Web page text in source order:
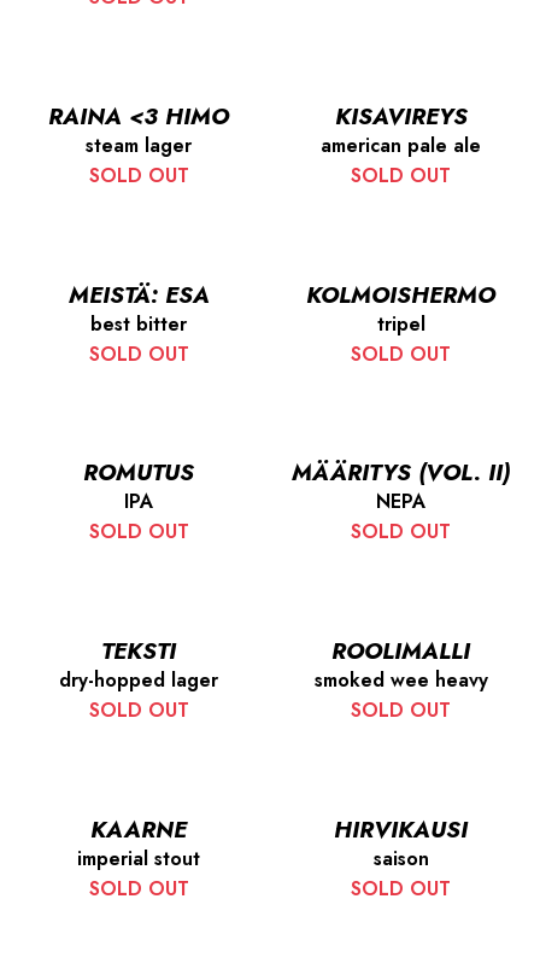
RAINA <3 HIMO
steam lager
SOLD OUT
KISAVIREYS
american pale ale
SOLD OUT
MEISTÄ: ESA
best bitter
SOLD OUT
KOLMOISHERMO
tripel
SOLD OUT
ROMUTUS
IPA
SOLD OUT
MÄÄRITYS (VOL. II)
NEPA
SOLD OUT
TEKSTI
dry-hopped lager
SOLD OUT
ROOLIMALLI
smoked wee heavy
SOLD OUT
KAARNE
imperial stout
SOLD OUT
HIRVIKAUSI
saison
SOLD OUT